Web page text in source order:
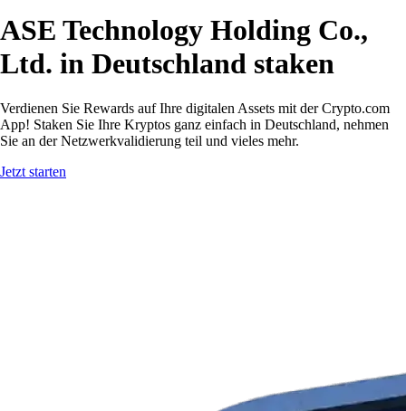
ASE Technology Holding Co.,
Ltd. in Deutschland staken
Verdienen Sie Rewards auf Ihre digitalen Assets mit der Crypto.com
App! Staken Sie Ihre Kryptos ganz einfach in Deutschland, nehmen
Sie an der Netzwerkvalidierung teil und vieles mehr.
Jetzt starten